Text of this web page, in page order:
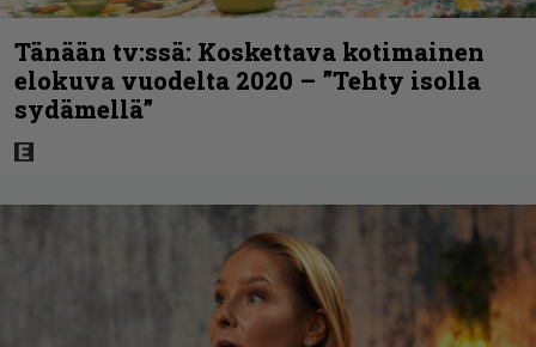
Tänään tv:ssä: Koskettava kotimainen
elokuva vuodelta 2020 – ”Tehty isolla
sydämellä”